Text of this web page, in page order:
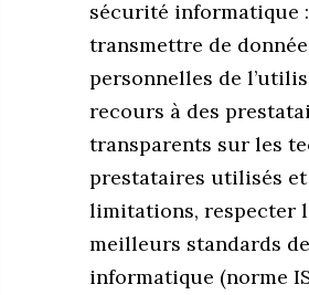
sécurité informatique
transmettre de
personnelles de
recours à des
transparents sur les
prestataires utilisés
limitations, respecter
meilleurs standards
informatique (norme